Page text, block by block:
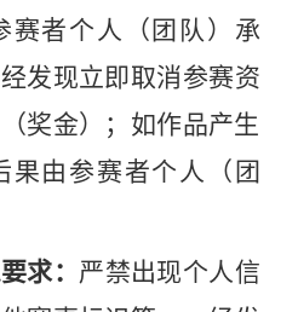
赛者个人（团队）承
发现立即取消参赛资
奖金）；如作品产生
果由参赛者个人（团
求： 严禁出现个人信